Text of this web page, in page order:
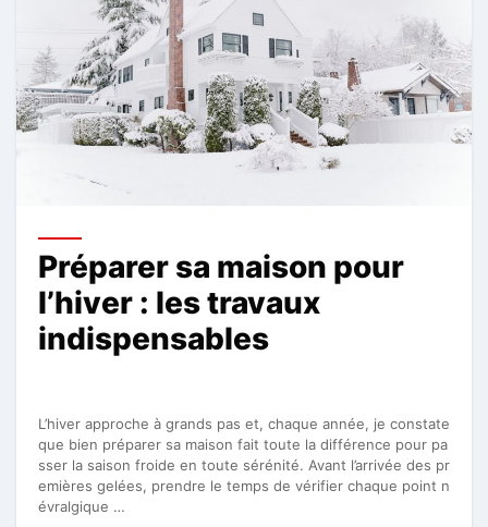
Préparer sa maison pour
l’hiver : les travaux
indispensables
L’hiver approche à grands pas et, chaque année, je constate
que bien préparer sa maison fait toute la différence pour pa
sser la saison froide en toute sérénité. Avant l’arrivée des pr
emières gelées, prendre le temps de vérifier chaque point n
évralgique …